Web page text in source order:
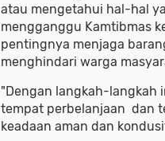
atau mengetahui hal-hal
mengganggu Kamtibmas
pentingnya menjaga
menghindari warga
"Dengan langkah-langkah
tempat perbelanjaan dan
keadaan aman dan